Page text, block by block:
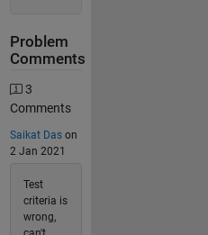
Problem
Comments
3
Comments
Saikat Dason
2 Jan 2021
Test
criteria is
wrong,